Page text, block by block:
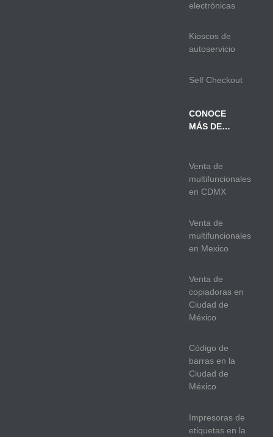
electrónicas
Kioscos de
autoservicio
Self Checkout
CONOCE
MÁS DE…
Venta de
multifuncionales
en CDMX
Venta de
multifuncionales
en Mexico
Venta de
copiadoras en
Ciudad de
México
Código de
barras en la
Ciudad de
México
Impresoras de
etiquetas en la